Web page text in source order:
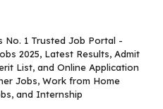
No. 1 Trusted Job Portal -
2025, Latest Results, Admit
List, and Online Application
Jobs, Work from Home
and Internship